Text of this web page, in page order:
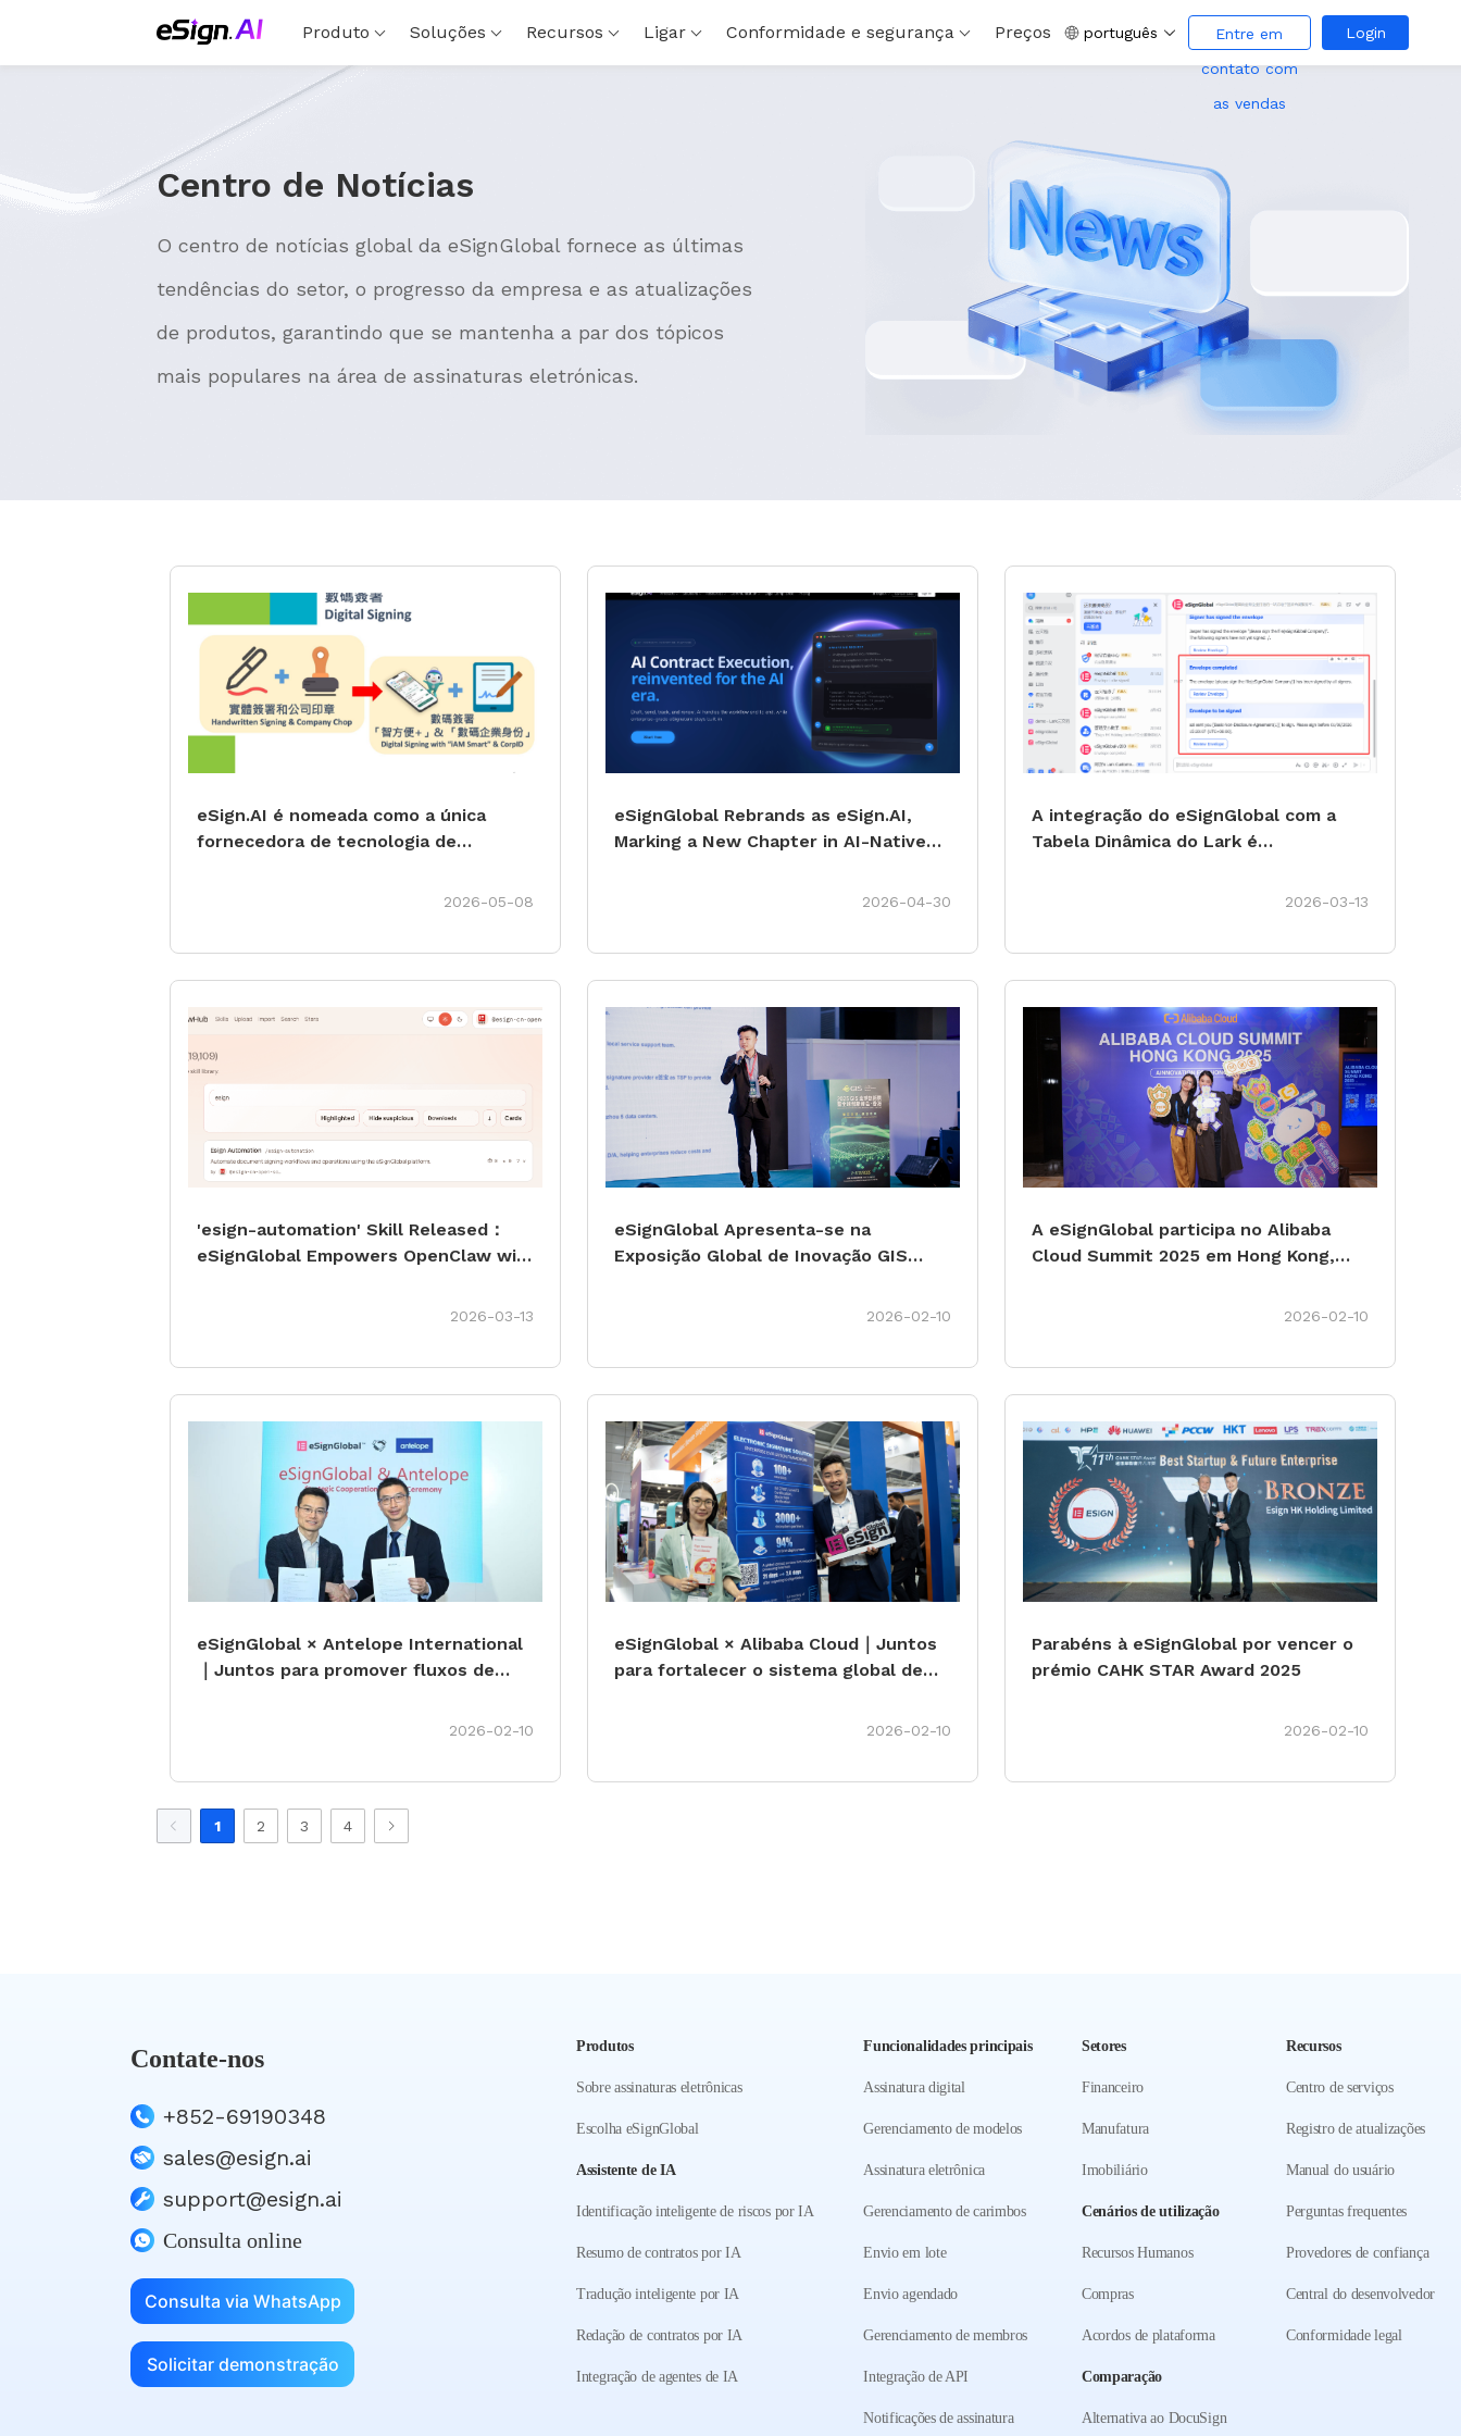
Produto Soluções Recursos Ligar Conformidade e segurança Preços português
Entre em
contato com
as vendas
Login
Centro de Notícias
O centro de notícias global da eSignGlobal fornece as últimas
tendências do setor, o progresso da empresa e as atualizações
de produtos, garantindo que se mantenha a par dos tópicos
mais populares na área de assinaturas eletrónicas.
eSign.AI é nomeada como a única
fornecedora de tecnologia de
CorpID do Governo de Hong Kong,
2026-05-08
eSignGlobal Rebrands as eSign.AI,
Marking a New Chapter in AI-Native
2026-04-30
A integração do eSignGlobal com a
Tabela Dinâmica do Lark é
arquivamento automatizados de2026-03-13
'esign-automation' Skill Released：
eSignGlobal Empowers OpenClaw with Automated E-
2026-03-13
eSignGlobal Apresenta-se na
Exposição Global de Inovação GIS
2026-02-10
A eSignGlobal participa no Alibaba
Cloud Summit 2025 em Hong Kong,
na nuvem impulsionada pela IA e o
2026-02-10
eSignGlobal × Antelope International
｜Juntos para promover fluxos de
2026-02-10
eSignGlobal × Alibaba Cloud｜Juntos
para fortalecer o sistema global de
2026-02-10
Parabéns à eSignGlobal por vencer o
prémio CAHK STAR Award 2025
2026-02-10
1 2 3 4
Contate-nos
+852-69190348
sales@esign.ai
support@esign.ai
Consulta online
Consulta via WhatsApp
Solicitar demonstração
Produtos
Sobre assinaturas eletrônicas
Escolha eSignGlobal
Assistente de IA
Identificação inteligente de riscos por IA
Resumo de contratos por IA
Tradução inteligente por IA
Redação de contratos por IA
Integração de agentes de IA
Funcionalidades principais
Assinatura digital
Gerenciamento de modelos
Assinatura eletrônica
Gerenciamento de carimbos
Envio em lote
Envio agendado
Gerenciamento de membros
Integração de API
Notificações de assinatura
Setores
Financeiro
Manufatura
Imobiliário
Cenários de utilização
Recursos Humanos
Compras
Acordos de plataforma
Comparação
Alternativa ao DocuSign
Recursos
Centro de serviços
Registro de atualizações
Manual do usuário
Perguntas frequentes
Provedores de confiança
Central do desenvolvedor
Conformidade legal